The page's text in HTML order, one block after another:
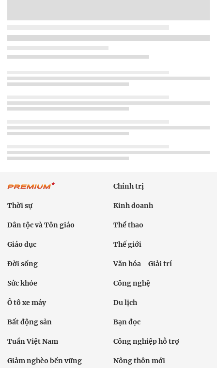
Chính trị
Thời sự Kinh doanh
Dân tộc và Tôn giáo Thể thao
Giáo dục Thế giới
Đời sống Văn hóa - Giải trí
Sức khỏe Công nghệ
Ô tô xe máy Du lịch
Bất động sản Bạn đọc
Tuần Việt Nam Công nghiệp hỗ trợ
Giảm nghèo bền vững Nông thôn mới